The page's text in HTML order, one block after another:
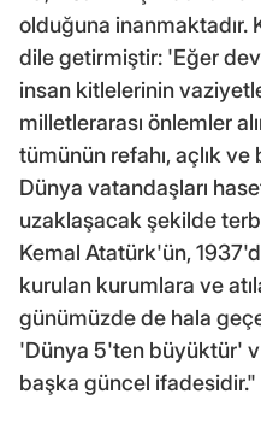
olduğuna inanmaktadır.
dile getirmiştir: 'Eğer
insan kitlelerinin
milletlerarası önlemler
tümünün refahı, açlık ve
Dünya vatandaşları
uzaklaşacak şekilde
Kemal Atatürk'ün,
kurulan kurumlara ve
günümüzde de hala
'Dünya 5'ten büyüktür'
başka güncel ifadesidir."